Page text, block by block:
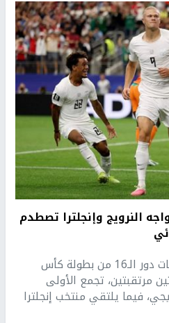
تواجه النرويج وإنجلترا تصطدم
تتواصل، اليوم الأحد، منافسات دور الـ16 من بطولة كأس
مرتقبتين، تجمع الأولى
فيما يلتقي منتخب إنجلترا